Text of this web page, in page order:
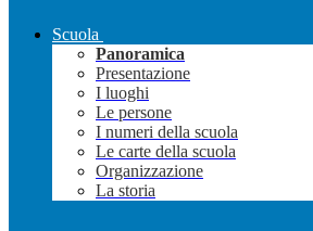
Scuola
Panoramica
Presentazione
I luoghi
Le persone
I numeri della scuola
Le carte della scuola
Organizzazione
La storia